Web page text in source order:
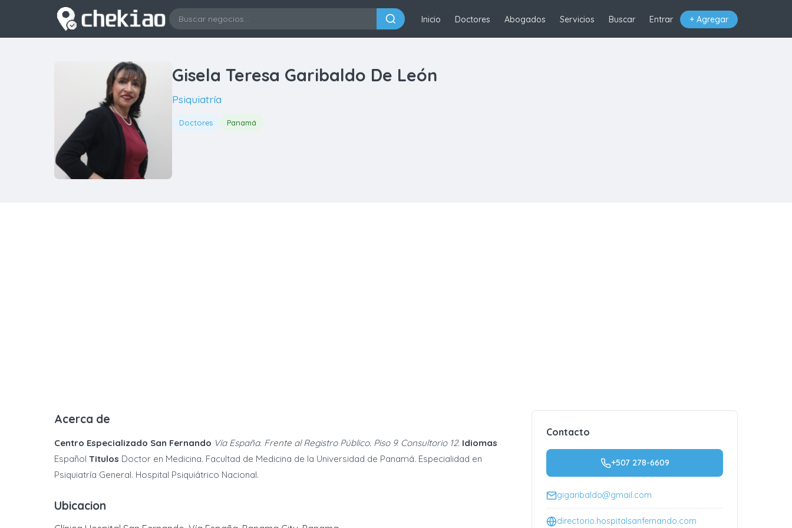
Inicio Doctores Abogados Servicios Buscar Entrar + Agregar
Gisela Teresa Garibaldo De León
Psiquiatría
Doctores Panamá
Acerca de
Centro Especializado San Fernando Vía España. Frente al Registro Público. Piso 9. Consultorio 12. Idiomas
Español Titulos Doctor en Medicina. Facultad de Medicina de la Universidad de Panamá. Especialidad en
Psiquiatría General. Hospital Psiquiátrico Nacional.
Ubicacion
Contacto
+507 278-6609
gigaribaldo@gmail.com
directorio.hospitalsanfernando.com